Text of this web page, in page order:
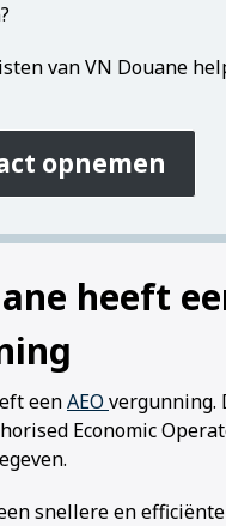
van VN Douane
opnemen
heeft
eenAEO vergunning.
Economic
snellere en